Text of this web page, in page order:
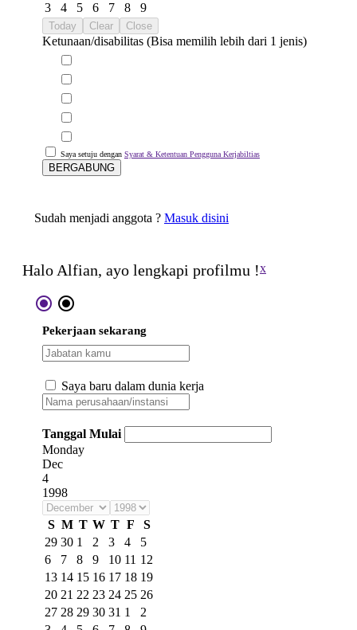
3 4 5 6 7 8 9
Today Clear Close
Ketunaan/disabilitas (Bisa memilih lebih dari 1 jenis)
Saya setuju dengan Syarat & Ketentuan Pengguna Kerjabiltias
BERGABUNG
Sudah menjadi anggota ? Masuk disini
Halo Alfian, ayo lengkapi profilmu !x
radio_button_checked radio_button_checked
Pekerjaan sekarang
Saya baru dalam dunia kerja
Tanggal Mulai
Monday
Dec
4
1998
S M T W T F
S
29 30 1 2 3 4
5
6
7 8 9 10 11 12
13 14 15 16 17 18 19
20 21 22 23 24 25 26
27 28 29 30 31 1
2